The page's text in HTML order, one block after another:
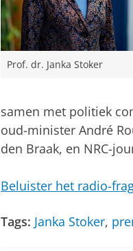
Prof. dr. Janka Stoker
samen met politiek
oud-minister André
den Braak, en NRC-
Beluister het radio-
Tags: Janka Stoker,